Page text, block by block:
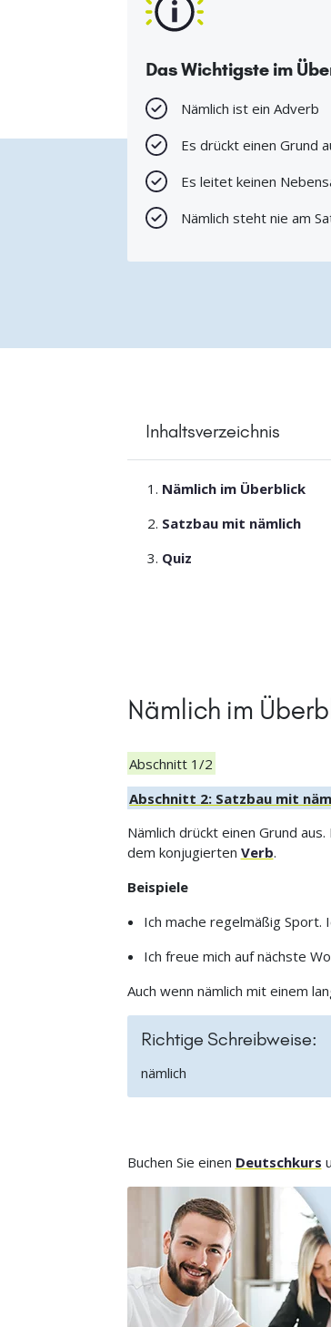
Das Wichtigste im
Nämlich ist ein Adverb
Es drückt einen Grund
Es leitet keinen
Nämlich steht nie am
Inhaltsverzeichnis
Nämlich im Überblick
Satzbau mit nämlich
Quiz
Nämlich im
Abschnitt 1/2
Abschnitt 2: Satzbau mit
Nämlich drückt einen Grund
dem konjugierten Verb.
Beispiele
Ich mache regelmäßig Sport.
Ich freue mich auf nächste
Auch wenn nämlich mit einem
Richtige Schreibweise:
nämlich
Buchen Sie einen Deutschkurs